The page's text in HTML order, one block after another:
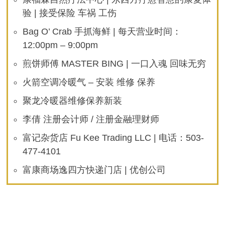
验 | 接受保险 车祸 工伤
Bag O’ Crab 手抓海鲜 | 每天营业时间：
12:00pm – 9:00pm
煎饼师傅 MASTER BING | 一口入魂 回味无穷
火箭空调冷暖气 – 安装 维修 保养
聚龙冷暖器维修保养新装
李倩 注册会计师 / 注册金融理财师
富记杂货店 Fu Kee Trading LLC | 电话：503-
477-4101
富康商场逸四方快递门店 | 优创公司